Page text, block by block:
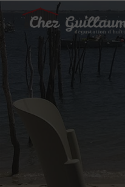
Panneau de gestion des